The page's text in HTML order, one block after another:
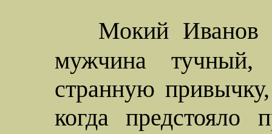
Мокий
мужчина
странную
когда предстояло